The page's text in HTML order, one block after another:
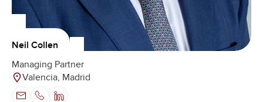
Neil Collen
Managing Partner
Valencia, Madrid